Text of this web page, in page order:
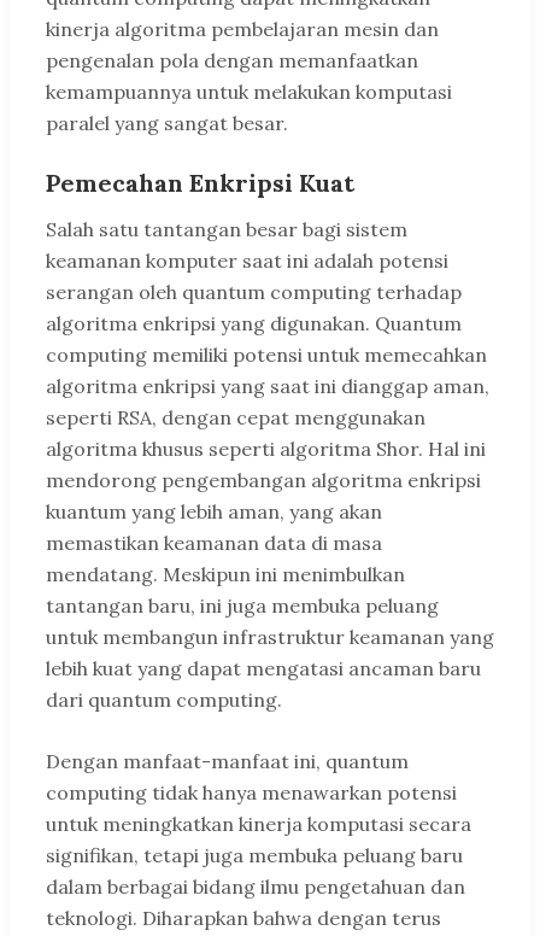
kinerja algoritma pembelajaran mesin dan
pengenalan pola dengan memanfaatkan
kemampuannya untuk melakukan komputasi
paralel yang sangat besar.
Pemecahan Enkripsi Kuat
Salah satu tantangan besar bagi sistem
keamanan komputer saat ini adalah potensi
serangan oleh quantum computing terhadap
algoritma enkripsi yang digunakan. Quantum
computing memiliki potensi untuk memecahkan
algoritma enkripsi yang saat ini dianggap aman,
seperti RSA, dengan cepat menggunakan
algoritma khusus seperti algoritma Shor. Hal ini
mendorong pengembangan algoritma enkripsi
kuantum yang lebih aman, yang akan
memastikan keamanan data di masa
mendatang. Meskipun ini menimbulkan
tantangan baru, ini juga membuka peluang
untuk membangun infrastruktur keamanan yang
lebih kuat yang dapat mengatasi ancaman baru
dari quantum computing.
Dengan manfaat-manfaat ini, quantum
computing tidak hanya menawarkan potensi
untuk meningkatkan kinerja komputasi secara
signifikan, tetapi juga membuka peluang baru
dalam berbagai bidang ilmu pengetahuan dan
teknologi. Diharapkan bahwa dengan terus